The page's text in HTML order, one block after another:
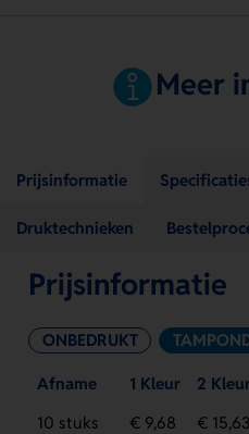
Meer
Prijsinformatie
Druktechnieken
Prijsinformatie
ONBEDRUKT
Afname 1 Kleur 2
10 stuks
€ 9,68 € 15,63